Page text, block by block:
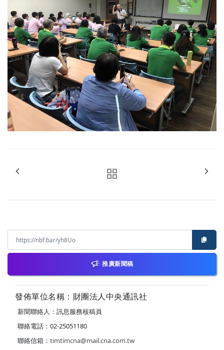
推廣新聞稿
發佈單位名稱：財團法人中央通訊社
新聞聯絡人：訊息服務核稿員
聯絡電話：02-25051180
聯絡信箱： timtimcna@mail.cna.com.tw